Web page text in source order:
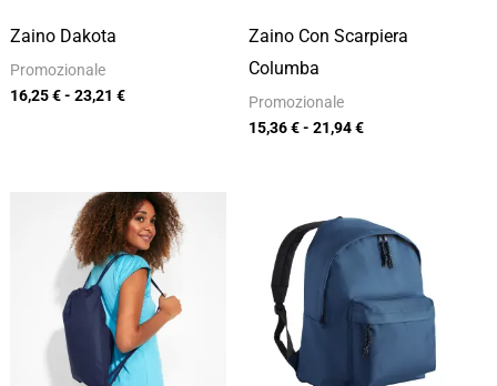
Zaino Dakota
Promozionale
16,25€- 23,21 €
Zaino Con Scarpiera
Columba
Promozionale
15,36€- 21,94€
Fascia
di
prezzo:
da
3,72 €
a
5,31 €
di
prezzo:
a
12,00 €